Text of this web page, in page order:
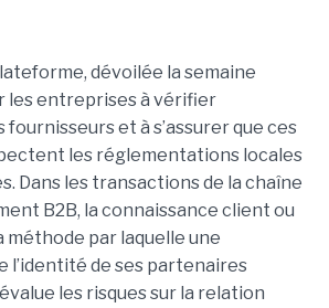
dévoilée la semaine
les entreprises à vérifier
fournisseurs et à s’assurer que ces
les réglementations locales
Dans les transactions de la chaîne
B2B, la connaissance client ou
méthode par laquelle une
de ses partenaires
les risques sur la relation